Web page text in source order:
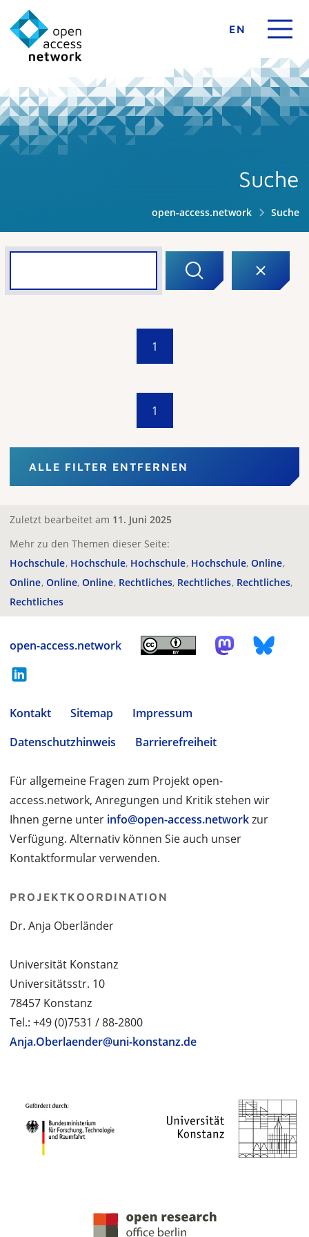
EN
Suche
open-access.network Suche
1
1
ALLE FILTER ENTFERNEN
Zuletzt bearbeitet am 11. Juni 2025
Mehr zu den Themen dieser Seite:
Hochschule Hochschule Hochschule Hochschule Online
Online Online Online Rechtliches Rechtliches Rechtliches
Rechtliches
open-access.network
Kontakt Sitemap
Impressum
Datenschutzhinweis
Barrierefreiheit
Für allgemeine Fragen zum Projekt open-
access.network, Anregungen und Kritik stehen wir
Ihnen gerne unter info@open-access.networkzur
Verfügung. Alternativ können Sie auch unser
Kontaktformular verwenden.
PROJEKTKOORDINATION
Dr. Anja Oberländer
Universität Konstanz
Universitätsstr. 10
78457 Konstanz
Tel.: +49 (0)7531 / 88-2800
Anja.Oberlaender@uni-konstanz.de